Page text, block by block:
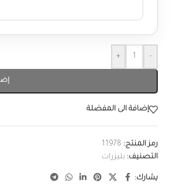
-
+
إضافة الى المفضلة
رمز المنتج: 11978
التصنيف: بليزرات
يشارك: